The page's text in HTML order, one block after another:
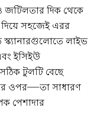
জটিলতার দিক থেকে
দিয়ে সহজেই এরর
লাইভ
ইসিইউ
টুলটি বেছে
ওপর—তা সাধারণ
পেশাদার